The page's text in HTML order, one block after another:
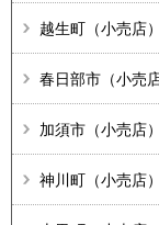
越生町（小売店）
春日部市（小売店
加須市（小売店）
神川町（小売店）